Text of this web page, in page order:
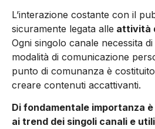
L’interazione costante con il
sicuramente legata alle attività
Ogni singolo canale necessita
modalità di comunicazione
punto di comunanza è costituito
creare contenuti accattivanti.
Di fondamentale importanza
ai trend dei singoli canali e